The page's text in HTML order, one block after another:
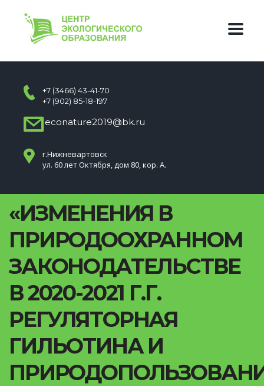
+7 (3466) 43-41-70
+7 (902) 85-18-197
econature2019@bk.ru
г.Нижневартовск
ул. 60 лет Октября, дом 80, кор. А.
«ИЗМЕНЕНИЯ В
ПРИРОДООХРАННОМ
ЗАКОНОДАТЕЛЬСТВЕ
В 2020-2021 Г.Г.
РЕГУЛЯТОРНАЯ
ГИЛЬОТИНА И